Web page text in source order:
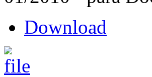
Download